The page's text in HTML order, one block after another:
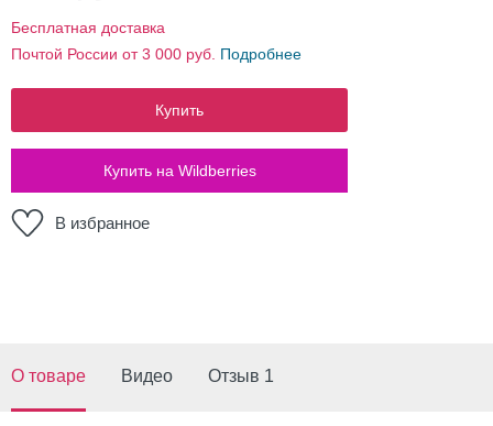
Бесплатная доставка
Почтой России от 3 000 руб. Подробнее
Купить
Купить на Wildberries
В избранное
О товаре Видео Отзыв 1